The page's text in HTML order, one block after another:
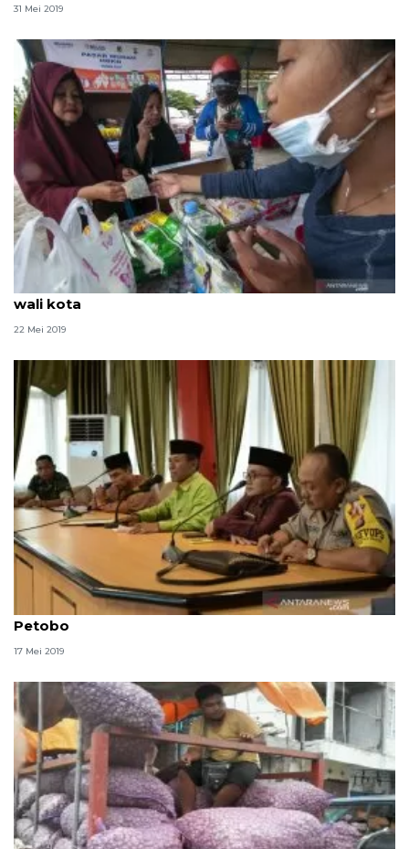
31 Mei 2019
Pemkot Palu gelar pasar murah di halaman kantor
wali kota
22 Mei 2019
Pemkot Palu shalat Ied bersama korban likuifaksi
Petobo
17 Mei 2019